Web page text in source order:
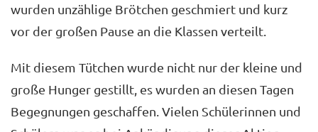
wurden unzählige Brötchen geschmiert und kurz
vor der großen Pause an die Klassen verteilt.
Mit diesem Tütchen wurde nicht nur der kleine und
große Hunger gestillt, es wurden an diesen Tagen
Begegnungen geschaffen. Vielen Schülerinnen und